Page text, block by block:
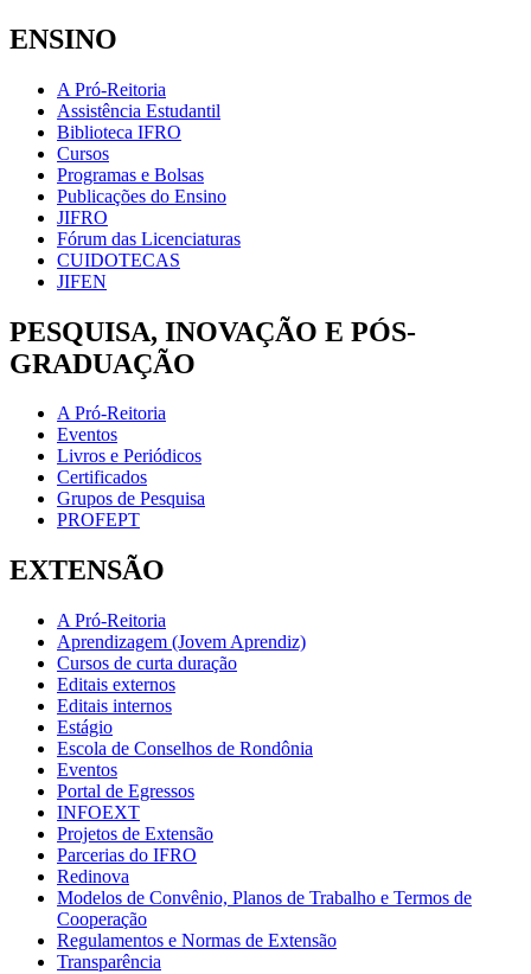
ENSINO
A Pró-Reitoria
Assistência Estudantil
Biblioteca IFRO
Cursos
Programas e Bolsas
Publicações do Ensino
JIFRO
Fórum das Licenciaturas
CUIDOTECAS
JIFEN
PESQUISA, INOVAÇÃO E PÓS-
GRADUAÇÃO
A Pró-Reitoria
Eventos
Livros e Periódicos
Certificados
Grupos de Pesquisa
PROFEPT
EXTENSÃO
A Pró-Reitoria
Aprendizagem (Jovem Aprendiz)
Cursos de curta duração
Editais externos
Editais internos
Estágio
Escola de Conselhos de Rondônia
Eventos
Portal de Egressos
INFOEXT
Projetos de Extensão
Parcerias do IFRO
Redinova
Modelos de Convênio, Planos de Trabalho e Termos de
Cooperação
Regulamentos e Normas de Extensão
Transparência